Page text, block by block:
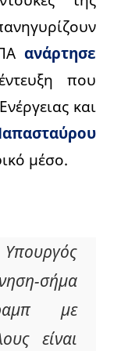
ανάρτησε
που
και
μέσο.
Υπουργός
σήμα
με
είναι